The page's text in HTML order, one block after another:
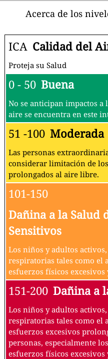
Acerca de los
ICA Calidad del
Proteja su Salud
0 - 50 Buena
No se anticipan impactos a
aire se encuentra en este
51 -100 Moderada
Las personas
considerar limitación de
prolongados al aire libre.
101-150
Dañina a la Salud
Sensitivos
Los niños y adultos
respiratorias tales como el
esfuerzos físicos
151-200 Dañina a
Los niños y adultos
respiratorias tales como el
esfuerzos excesivos
personas, especialmente
esfuerzos físicos